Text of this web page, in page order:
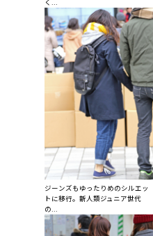
く...
ジーンズもゆったりめのシルエッ
トに移行。新人類ジュニア世代
の...